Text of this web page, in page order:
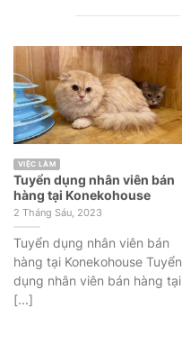
VIỆC LÀM
Tuyển dụng nhân viên bán
hàng tại Konekohouse
2 Tháng Sáu, 2023
Tuyển dụng nhân viên bán
hàng tại Konekohouse Tuyển
dụng nhân viên bán hàng tại
[...]